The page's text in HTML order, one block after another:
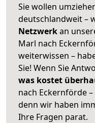
Sie wollen
deutschlandweit –
Netzwerkan
Marl nach
weiterwissen –
Sie! Wenn Sie
was kostet
nach Eckernförde
denn wir haben
Ihre Fragen parat.